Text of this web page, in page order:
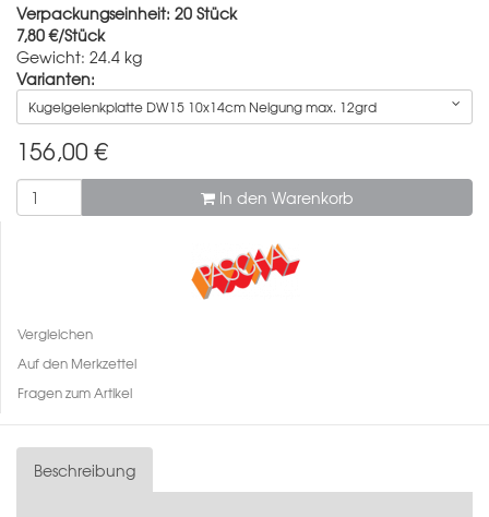
Verpackungseinheit: 20 Stück
7,80 €/Stück
Gewicht: 24.4 kg
Varianten:
Kugelgelenkplatte DW15 10x14cm Neigung max. 12grd
156,00 €
In den Warenkorb
Vergleichen
Auf den Merkzettel
Fragen zum Artikel
Beschreibung